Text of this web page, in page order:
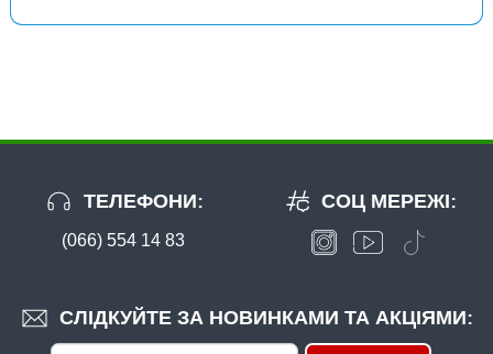
ТЕЛЕФОНИ:
(066) 554 14 83
СЛІДКУЙТЕ ЗА НОВИНКАМИ ТА АКЦІЯМИ:
СОЦ МЕРЕЖІ: